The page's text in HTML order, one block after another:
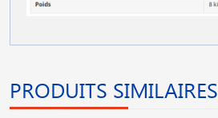
PRODUITS SIMILAIRES